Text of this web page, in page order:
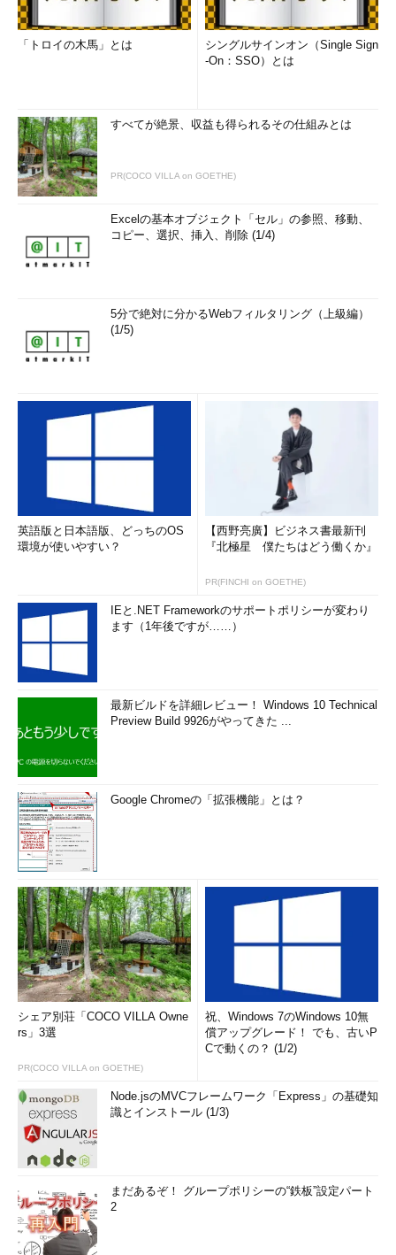
作業の削減：作業を自動化し、手動運用作業実施回数を減
なく、これまでも当然意識され、実践されてきた事柄かと思いま
す。しかし、クラウドサービスを活用する場面では各対応の方法
が変わってきており、クラウドサービスを運用する上での最適な
対応方法を知り、迅速な対応につなげていくことが求められてい
ます。
ZabbixがDevOpsに向いているワケ
「トロイの木馬」とは
シングルサインオン（Single Sign
-On：SSO）とは
すべてが絶景、収益も得られるその仕組みとは
PR(COCO VILLA on GOETHE)
Excelの基本オブジェクト「セル」の参照、移動、
コピー、選択、挿入、削除 (1/4)
5分で絶対に分かるWebフィルタリング（上級編）
(1/5)
英語版と日本語版、どっちのOS
環境が使いやすい？
【西野亮廣】ビジネス書最新刊
『北極星 僕たちはどう働くか』
PR(FINCHI on GOETHE)
IEと.NET Frameworkのサポートポリシーが変わり
ます（1年後ですが……）
最新ビルドを詳細レビュー！ Windows 10 Technical
Preview Build 9926がやってきた ...
Google Chromeの「拡張機能」とは？
シェア別荘「COCO VILLA Owne
rs」3選
PR(COCO VILLA on GOETHE)
祝、Windows 7のWindows 10無
償アップグレード！ でも、古いP
Cで動くの？ (1/2)
Node.jsのMVCフレームワーク「Express」の基礎知
識とインストール (1/3)
まだあるぞ！ グループポリシーの“鉄板”設定パート
2